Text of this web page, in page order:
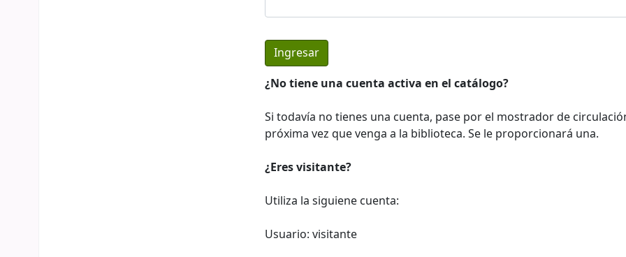
¿No tiene una cuenta activa en el catálogo?
Si todavía no tienes una cuenta, pase por el mostrador de
próxima vez que venga a la biblioteca. Se le proporcionará una.
¿Eres visitante?
Utiliza la siguiene cuenta:
Usuario: visitante